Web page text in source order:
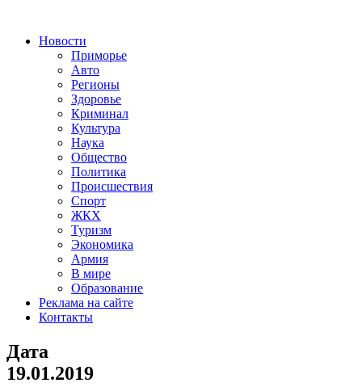
Новости
Приморье
Авто
Регионы
Здоровье
Криминал
Культура
Наука
Общество
Политика
Происшествия
Спорт
ЖКХ
Туризм
Экономика
Армия
В мире
Образование
Реклама на сайте
Контакты
Дата
19.01.2019